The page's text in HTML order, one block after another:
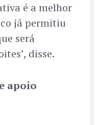
é a melhor
já permitiu
será
disse.
apoio